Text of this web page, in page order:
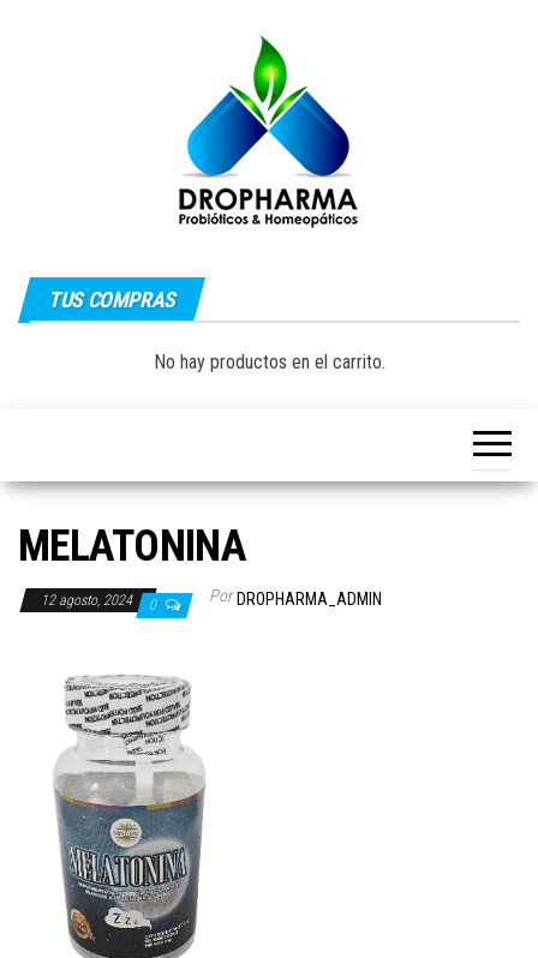
y Natural
Natural|
Guayaquil –
TUS COMPRAS
No hay productos en el carrito.
MELATONINA
12 agosto, 2024 0 Por DROPHARMA_ADMIN